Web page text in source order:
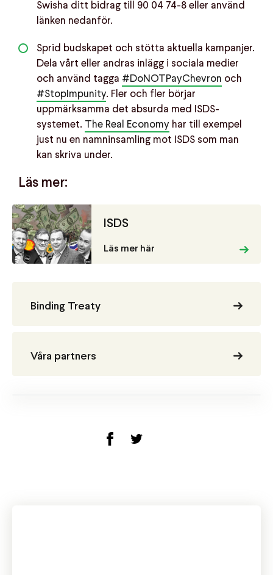
Swisha ditt bidrag till 90 04 74-8 eller använd
länken nedanför.
Sprid budskapet och stötta aktuella kampanjer.
Dela vårt eller andras inlägg i sociala medier
och använd tagga #DoNOTPayChevron och
#StopImpunity. Fler och fler börjar
uppmärksamma det absurda med ISDS-
systemet. The Real Economy har till exempel
just nu en namninsamling mot ISDS som man
kan skriva under.
Läs mer:
ISDS
Läs mer här
Binding Treaty
Våra partners